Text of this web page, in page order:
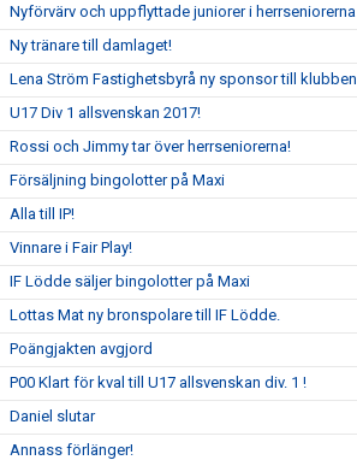
Nyförvärv och uppflyttade juniorer i herrseniorerna
Ny tränare till damlaget!
Lena Ström Fastighetsbyrå ny sponsor till klubben.
U17 Div 1 allsvenskan 2017!
Rossi och Jimmy tar över herrseniorerna!
Försäljning bingolotter på Maxi
Alla till IP!
Vinnare i Fair Play!
IF Lödde säljer bingolotter på Maxi
Lottas Mat ny bronspolare till IF Lödde.
Poängjakten avgjord
P00 Klart för kval till U17 allsvenskan div. 1 !
Daniel slutar
Annass förlänger!